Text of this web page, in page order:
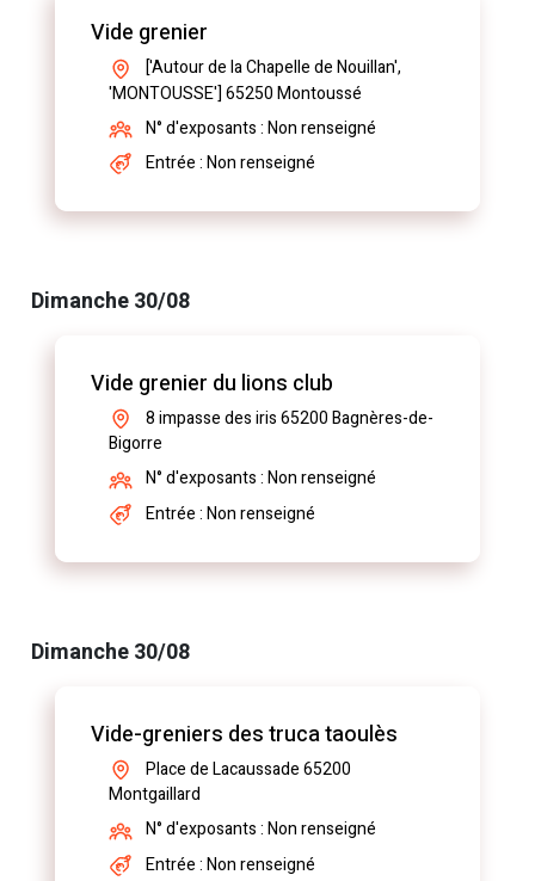
Vide grenier
['Autour de la Chapelle de Nouillan',
'MONTOUSSE'] 65250 Montoussé
N° d'exposants : Non renseigné
Entrée : Non renseigné
Dimanche 30/08
Vide grenier du lions club
8 impasse des iris 65200 Bagnères-de-
Bigorre
N° d'exposants : Non renseigné
Entrée : Non renseigné
Dimanche 30/08
Vide-greniers des truca taoulès
Place de Lacaussade 65200
Montgaillard
N° d'exposants : Non renseigné
Entrée : Non renseigné